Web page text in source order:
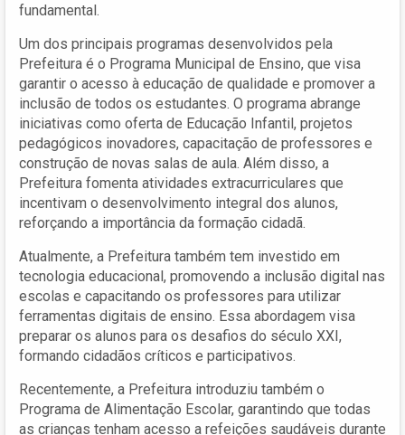
fundamental.
Um dos principais programas desenvolvidos pela
Prefeitura é o Programa Municipal de Ensino, que visa
garantir o acesso à educação de qualidade e promover a
inclusão de todos os estudantes. O programa abrange
iniciativas como oferta de Educação Infantil, projetos
pedagógicos inovadores, capacitação de professores e
construção de novas salas de aula. Além disso, a
Prefeitura fomenta atividades extracurriculares que
incentivam o desenvolvimento integral dos alunos,
reforçando a importância da formação cidadã.
Atualmente, a Prefeitura também tem investido em
tecnologia educacional, promovendo a inclusão digital nas
escolas e capacitando os professores para utilizar
ferramentas digitais de ensino. Essa abordagem visa
preparar os alunos para os desafios do século XXI,
formando cidadãos críticos e participativos.
Recentemente, a Prefeitura introduziu também o
Programa de Alimentação Escolar, garantindo que todas
as crianças tenham acesso a refeições saudáveis durante